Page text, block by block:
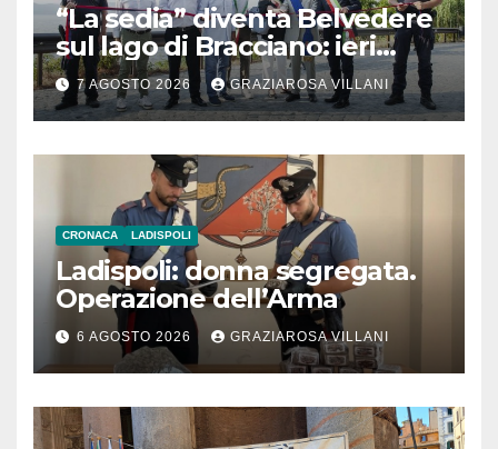
“La sedia” diventa Belvedere
sul lago di Bracciano: ieri
l’inaugurazione
7 AGOSTO 2026 GRAZIAROSA VILLANI
CRONACA LADISPOLI
Ladispoli: donna segregata.
Operazione dell’Arma
6 AGOSTO 2026 GRAZIAROSA VILLANI